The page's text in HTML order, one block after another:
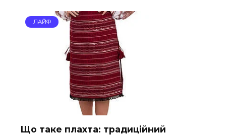
ЛАЙФ
Що таке плахта: традиційний